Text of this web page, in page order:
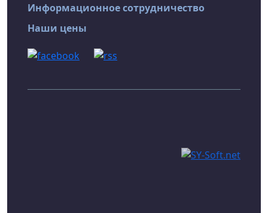
Информационное сотрудничество
Наши цены